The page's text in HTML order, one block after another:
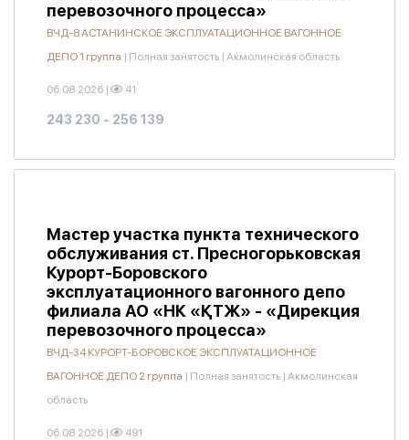
перевозочного процесса»
ВЧД-8 АСТАНИНСКОЕ ЭКСПЛУАТАЦИОННОЕ ВАГОННОЕ
ДЕПО 1 группа | Полная занятость | Акмолинская область
06.08.2026 | 41
243 230 - 256 139
Мастер участка пункта технического
обслуживания ст. Пресногорьковская
Курорт-Боровского
эксплуатационного вагонного депо
филиала АО «НК «ҚТЖ» - «Дирекция
перевозочного процесса»
ВЧД-34 КУРОРТ-БОРОВСКОЕ ЭКСПЛУАТАЦИОННОЕ
ВАГОННОЕ ДЕПО 2 группа | Полная занятость | Акмолинская
область
06.08.2026 | 491